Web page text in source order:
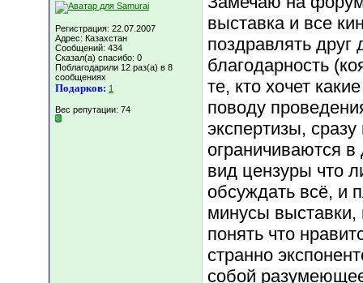
Регистрация: 22.07.2007
Адрес: Казахстан
Сообщений: 434
Сказал(а) спасибо: 0
Поблагодарили 12 раз(а) в 8
сообщениях
Подарков: 1
Вес репутации: 74
выставка и все
поздравлять
благодарность
те, кто хочет
поводу
экспертизы,
ограничиваются в
вид цензуры что
обсуждать всё, и
минусы
понять что
странно
собой